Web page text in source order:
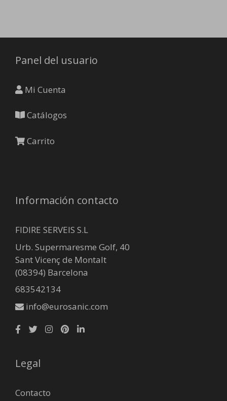
Panel del usuario
Mi Cuenta
Catálogos
Carrito
Información contacto
FIDIRE SERVEIS S.L
Urb. Supermaresme Golf, 40
Sant Vicenç de Montalt
(08394) Barcelona
683542134
info@eurosanic.com
Legal
Contacto